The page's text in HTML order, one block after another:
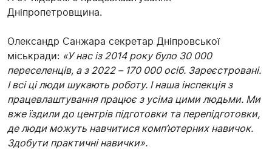
Дніпропетровщина.
Олександр Санжара секретар Дніпровської
міськради: «У нас із 2014 року було 30 000
переселенців, а з 2022 – 170 000 осіб. Зареєстровані.
І всі ці люди шукають роботу. І наша інспекція з
працевлаштування працює з усіма цими людьми. Ми
вже їздили до центрів підготовки та перепідготовки,
де люди можуть навчитися комп’ютерних навичок.
Здобути практичні навички».